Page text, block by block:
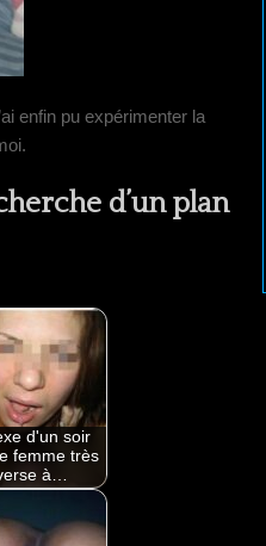
enfin pu expérimenter la
d’un plan
d'un soir
femme très
à…